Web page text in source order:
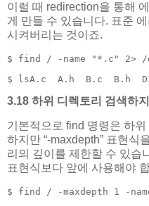
이럴 때 redirection을 통해
게 만들 수 있습니다. 표준
시켜버리는 것이죠.
$ find / -name "*.c" 2> /
$ lsA.c  A.h  B.c  B.h
3.18 하위 디렉토리 검색하
기본적으로 find 명령은 하
하지만 “-maxdepth” 표현식
리의 깊이를 제한할 수 있습
표현식보다 앞에 사용해야
$ find / -maxdepth 1 -